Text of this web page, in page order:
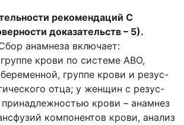
рекомендаций С
доказательств – 5).
анамнеза включает:
крови по системе АВО,
группе крови и резус-
отца; у женщин с резус-
крови – анамнез
компонентов крови, анализ